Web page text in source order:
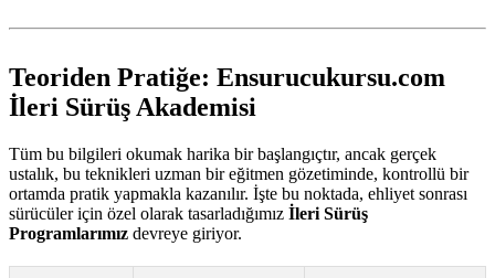
Teoriden Pratiğe: Ensurucukursu.com
İleri Sürüş Akademisi
Tüm bu bilgileri okumak harika bir başlangıçtır, ancak gerçek
ustalık, bu teknikleri uzman bir eğitmen gözetiminde, kontrollü bir
ortamda pratik yapmakla kazanılır. İşte bu noktada, ehliyet sonrası
sürücüler için özel olarak tasarladığımız İleri Sürüş
Programlarımız devreye giriyor.